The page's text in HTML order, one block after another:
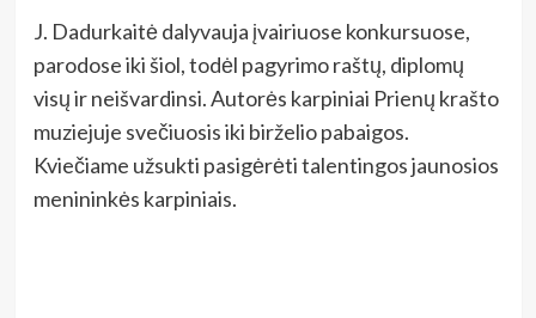
J. Dadurkaitė dalyvauja įvairiuose konkursuose,
parodose iki šiol, todėl pagyrimo raštų, diplomų
visų ir neišvardinsi. Autorės karpiniai Prienų krašto
muziejuje svečiuosis iki birželio pabaigos.
Kviečiame užsukti pasigėrėti talentingos jaunosios
menininkės karpiniais.